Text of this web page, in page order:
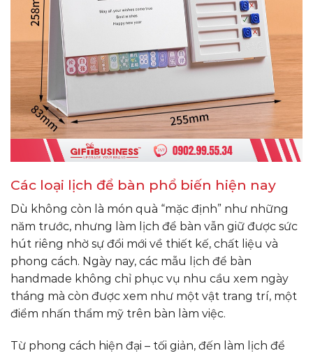
Các loại lịch để bàn phổ biến hiện nay
Dù không còn là món quà “mặc định” như những
năm trước, nhưng làm lịch để bàn vẫn giữ được sức
hút riêng nhờ sự đổi mới về thiết kế, chất liệu và
phong cách. Ngày nay, các mẫu lịch để bàn
handmade không chỉ phục vụ nhu cầu xem ngày
tháng mà còn được xem như một vật trang trí, một
điểm nhấn thẩm mỹ trên bàn làm việc.
Từ phong cách hiện đại – tối giản, đến làm lịch để